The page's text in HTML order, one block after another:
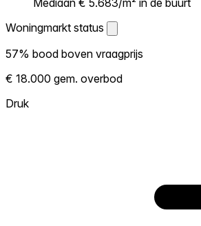
Woningmarkt status
Woningmarkt status
Laat zien hoe competitief de markt hier is.
Hoe meer woningen boven vraagprijs
verkopen, hoe heter. Heet? Verwacht
57% bood boven vraagprijs
€ 18.000 gem. overbod
Druk